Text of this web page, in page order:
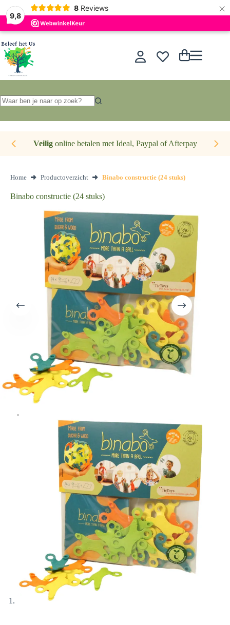
9,8
8 Reviews ×
Ga
naar
de
inhoud
Winkelwagen
resultaten
Veiligonline betalen met Ideal, Paypal of Afterpay
Home Productoverzicht Binabo constructie (24 stuks)
Binabo constructie (24 stuks)